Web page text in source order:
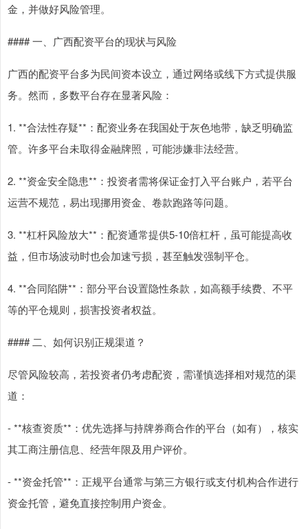
金，并做好风险管理。
#### 一、广西配资平台的现状与风险
广西的配资平台多为民间资本设立，通过网络或线下方式提供服
务。然而，多数平台存在显著风险：
1. **合法性存疑**：配资业务在我国处于灰色地带，缺乏明确监
管。许多平台未取得金融牌照，可能涉嫌非法经营。
2. **资金安全隐患**：投资者需将保证金打入平台账户，若平台
运营不规范，易出现挪用资金、卷款跑路等问题。
3. **杠杆风险放大**：配资通常提供5-10倍杠杆，虽可能提高收
益，但市场波动时也会加速亏损，甚至触发强制平仓。
4. **合同陷阱**：部分平台设置隐性条款，如高额手续费、不平
等的平仓规则，损害投资者权益。
#### 二、如何识别正规渠道？
尽管风险较高，若投资者仍考虑配资，需谨慎选择相对规范的渠
道：
- **核查资质**：优先选择与持牌券商合作的平台（如有），核实
其工商注册信息、经营年限及用户评价。
- **资金托管**：正规平台通常与第三方银行或支付机构合作进行
资金托管，避免直接控制用户资金。